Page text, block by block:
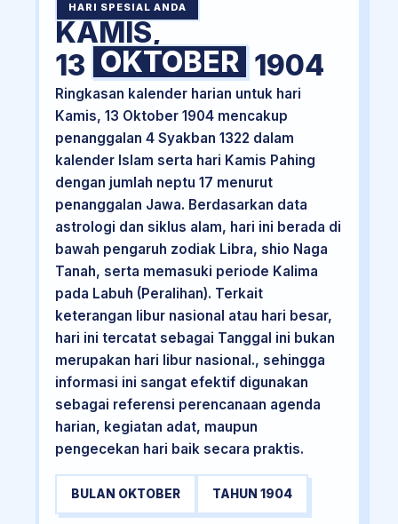
HARI SPESIAL ANDA
KAMIS,
13 OKTOBER 1904
Ringkasan kalender harian untuk hari
Kamis, 13 Oktober 1904 mencakup
penanggalan 4 Syakban 1322 dalam
kalender Islam serta hari Kamis Pahing
dengan jumlah neptu 17 menurut
penanggalan Jawa. Berdasarkan data
astrologi dan siklus alam, hari ini berada di
bawah pengaruh zodiak Libra, shio Naga
Tanah, serta memasuki periode Kalima
pada Labuh (Peralihan). Terkait
keterangan libur nasional atau hari besar,
hari ini tercatat sebagai Tanggal ini bukan
merupakan hari libur nasional., sehingga
informasi ini sangat efektif digunakan
sebagai referensi perencanaan agenda
harian, kegiatan adat, maupun
pengecekan hari baik secara praktis.
BULAN OKTOBER TAHUN 1904